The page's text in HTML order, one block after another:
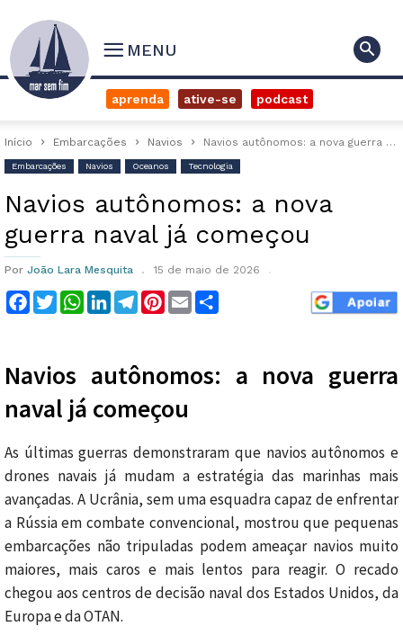
MENU
aprenda ative-se podcast
Início Embarcações Navios Navios autônomos: a nova guerra naval já começou
Embarcações Navios Oceanos Tecnologia
Navios autônomos: a nova
guerra naval já começou
Por João Lara Mesquita 15 de maio de 2026
Facebook
TwitterWhatsApp
LinkedInTelegram
Pinterest
Email
Navios autônomos: a nova guerra
naval já começou
As últimas guerras demonstraram que navios autônomos e
drones navais já mudam a estratégia das marinhas mais
avançadas. A Ucrânia, sem uma esquadra capaz de enfrentar
a Rússia em combate convencional, mostrou que pequenas
embarcações não tripuladas podem ameaçar navios muito
maiores, mais caros e mais lentos para reagir. O recado
chegou aos centros de decisão naval dos Estados Unidos, da
Europa e da OTAN.